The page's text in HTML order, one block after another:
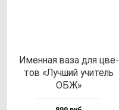
Имен­ная ва­за для цве­
тов «Луч­ший учи­тель
ОБЖ»